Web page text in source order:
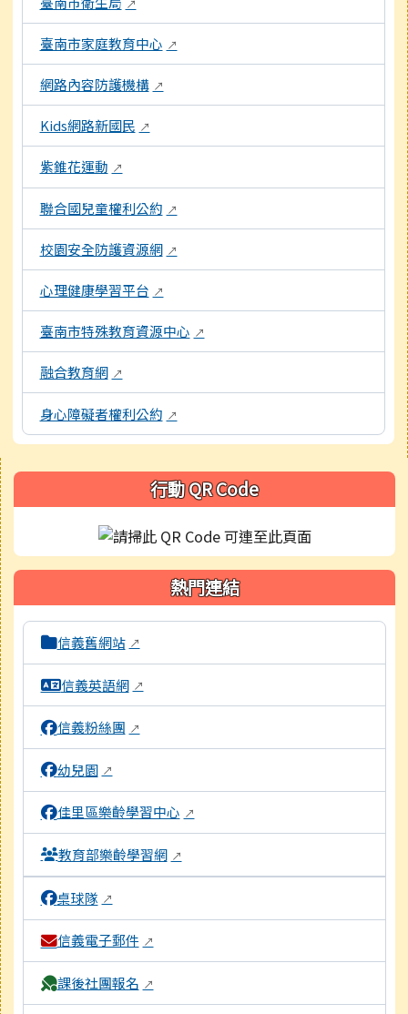
臺南市家庭教育中心 ↗
網路內容防護機構 ↗
Kids網路新國民 ↗
紫錐花運動 ↗
聯合國兒童權利公約 ↗
校園安全防護資源網 ↗
心理健康學習平台 ↗
臺南市特殊教育資源中心 ↗
融合教育網 ↗
身心障礙者權利公約 ↗
右邊區域內容 行動 QR Code
熱門連結
本區域包含校內外相關系統連結，點擊後皆會另開視窗。
信義舊網站 ↗
信義英語網 ↗
信義粉絲團 ↗
幼兒園 ↗
佳里區樂齡學習中心 ↗
教育部樂齡學習網 ↗
桌球隊 ↗
信義電子郵件 ↗
課後社團報名 ↗